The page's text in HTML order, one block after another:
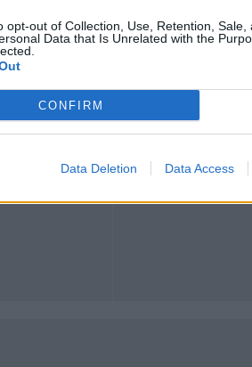
opt-out of Collection, Use, Retention, Sale,
Data that Is Unrelated with the
CONFIRM
Data Deletion Data Access
Gallerie Fotografiche
Web TV